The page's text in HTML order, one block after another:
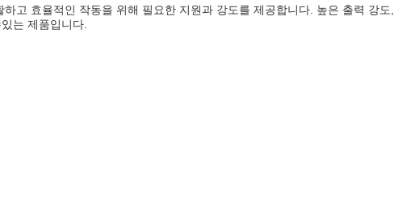
고 효율적인 작동을 위해 필요한 지원과 강도를 제공합니다. 높은 출력 강
는 제품입니다.